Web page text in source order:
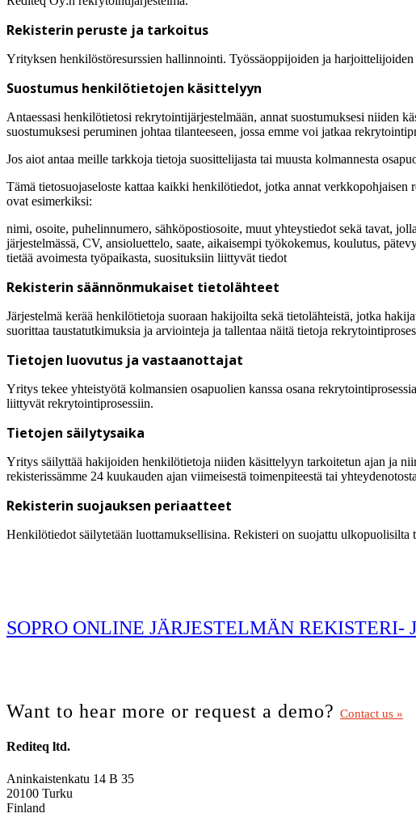
Rekisterin peruste ja tarkoitus
Yrityksen henkilöstöresurssien hallinnointi. Työssäoppijoiden ja
Suostumus henkilötietojen käsittelyyn
Antaessasi henkilötietosi rekrytointijärjestelmään, annat suostumuksesi niiden
suostumuksesi peruminen johtaa tilanteeseen, jossa emme voi jatkaa
Jos aiot antaa meille tarkkoja tietoja suosittelijasta tai muusta kolmannesta
Tämä tietosuojaseloste kattaa kaikki henkilötiedot, jotka annat
ovat esimerkiksi:
nimi, osoite, puhelinnumero, sähköpostiosoite, muut yhteystiedot sekä tavat,
järjestelmässä, CV, ansioluettelo, saate, aikaisempi työkokemus, koulutus,
tietää avoimesta työpaikasta, suosituksiin liittyvät tiedot
Rekisterin säännönmukaiset tietolähteet
Järjestelmä kerää henkilötietoja suoraan hakijoilta sekä tietolähteistä, jotka
suorittaa taustatutkimuksia ja arviointeja ja tallentaa näitä tietoja
Tietojen luovutus ja vastaanottajat
Yritys tekee yhteistyötä kolmansien osapuolien kanssa osana
liittyvät rekrytointiprosessiin.
Tietojen säilytysaika
Yritys säilyttää hakijoiden henkilötietoja niiden käsittelyyn tarkoitetun ajan ja
rekisterissämme 24 kuukauden ajan viimeisestä toimenpiteestä tai
Rekisterin suojauksen periaatteet
Henkilötiedot säilytetään luottamuksellisina. Rekisteri on suojattu
SOPRO ONLINE JÄRJESTELMÄN REKISTERI-
Want to hear more or request a demo? Contact us »
Rediteq ltd.
Aninkaistenkatu 14 B 35
20100 Turku
Finland